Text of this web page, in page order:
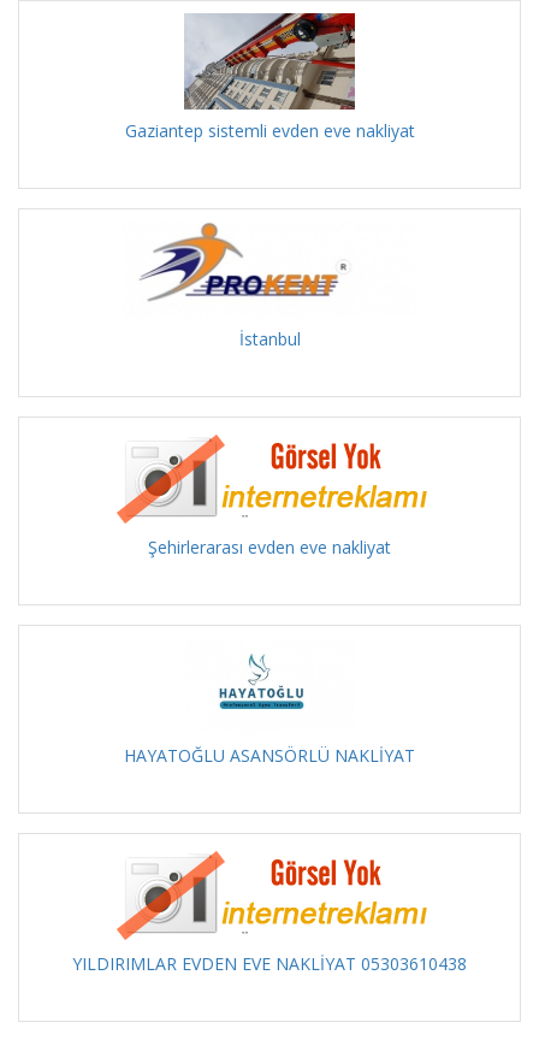
Gaziantep sistemli evden eve nakliyat
İstanbul
Şehirlerarası evden eve nakliyat
HAYATOĞLU ASANSÖRLÜ NAKLİYAT
YILDIRIMLAR EVDEN EVE NAKLİYAT 05303610438